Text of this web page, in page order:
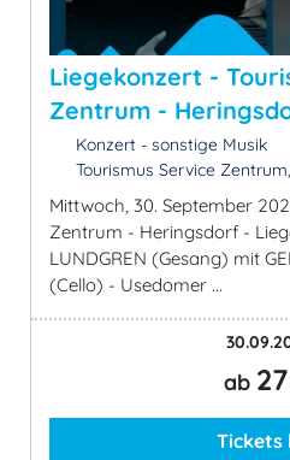
Liegekonzert -
Zentrum -
Konzert - sonstige Musik
Tourismus Service
Mittwoch, 30. September
Zentrum - Heringsdorf -
LUNDGREN (Gesang) mit
(Cello) - Usedomer ...
ab
Tickets